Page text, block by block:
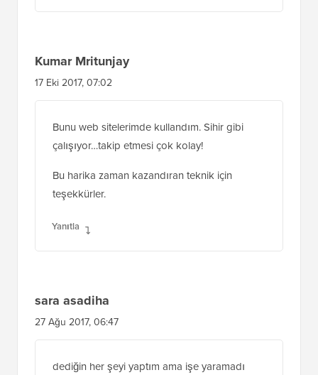
Kumar Mritunjay
17 Eki 2017, 07:02
Bunu web sitelerimde kullandım. Sihir gibi
çalışıyor…takip etmesi çok kolay!
Bu harika zaman kazandıran teknik için
teşekkürler.
Yanıtla
sara asadiha
27 Ağu 2017, 06:47
dediğin her şeyi yaptım ama işe yaramadı